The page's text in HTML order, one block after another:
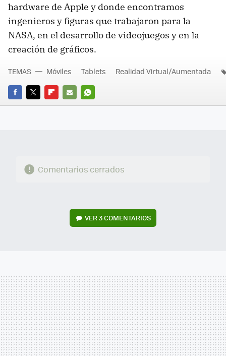
hardware de Apple y donde encontramos
ingenieros y figuras que trabajaron para la
NASA, en el desarrollo de videojuegos y en la
creación de gráficos.
FACEBOOK
TWITTERFLIPBOARD
E-
WHATSAPP
TEMAS Móviles Tablets Realidad Virtual/Aumentada
Comentarios cerrados
VER3 COMENTARIOS